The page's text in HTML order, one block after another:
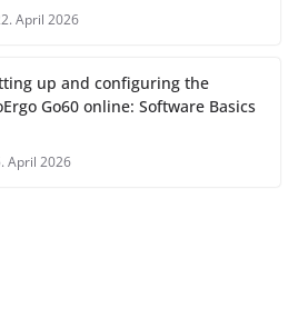
April 2026
up and configuring the
Go60 online: Software Basics
April 2026